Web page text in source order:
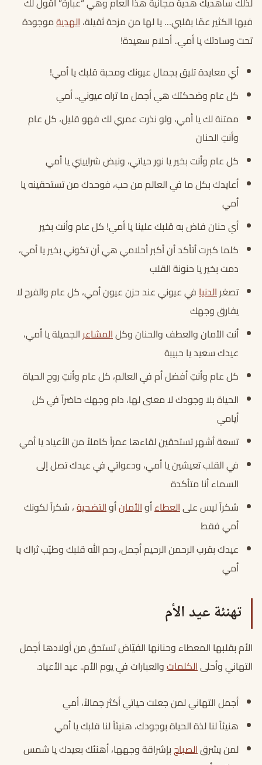
فيها الكثير عمّا بقلبي… يا لها من مزحة ثقيلة،الهديةموجودة
تحت وسادتك يا أمي.. أحلام سعيدة!
أي معايدة تليق بجمال عيونك ومحبة قلبك يا أمي!
كل عام وضحكتك هي أجمل ما تراه عيوني.. أمي
ممتنة لك يا أمي، ولو نذرت عمري لك فهو قليل، كل عام
وأنتِ الحنان
كل عام وأنت بخير يا نور حياتي، ونبض شراييني يا أمي
أعايدك بكل ما في العالم من حب، فوحدك من تستحقينه يا
أمي
أي حنان فاض به قلبك علينا يا أمي! كل عام وأنت بخير
كلما كبرت أتأكد أن أكبر أحلامي هي أن تكوني بخير يا أمي،
دمت بخير يا حنونة القلب
تصغرالدنيافي عيوني عند حزن عيون أمي، كل عام والفرح لا
يفارق وجهك
أنت الأمان والعطف والحنان وكلالمشاعر الجميلة يا أمي،
عيدك سعيد يا حبيبة
كل عام وأنتِ أفضل أم في العالم، كل عام وأنتِ روح الحياة
الحياة بلا وجودك لا معنى لها، دام وجهك حاضراً في كل
أيامي
تسعة أشهر تستحقين لقاءها عمراً كاملاً من الأعياد يا أمي
في القلب تعيشين يا أمي، ودعواتي في عيدك تصل إلى
السماء أنا متأكدة
شكراً ليس علىالعطاءأوالأمانأوالتضحية، شكراً لكونك
أمي فقط
عيدك بقرب الرحمن الرحيم أجمل، رحم الله قلبك وطيّب ثراك يا
أمي
تهنئة عيد الأم
الأم بقلبها المعطاء وحنانها الفيّاض تستحق من أولادها أجمل
التهاني وأحلىالكلماتوالعبارات في يوم الأم.. عيد الأعياد.
أجمل التهاني لمن جعلت حياتي أكثر جمالاً، أمي
هنيئاً لنا لذة الحياة بوجودك، هنيئاً لنا قلبك يا أمي
لمن يشرقالصباحبإشراقة وجهها، أهنئك بعيدك يا شمس